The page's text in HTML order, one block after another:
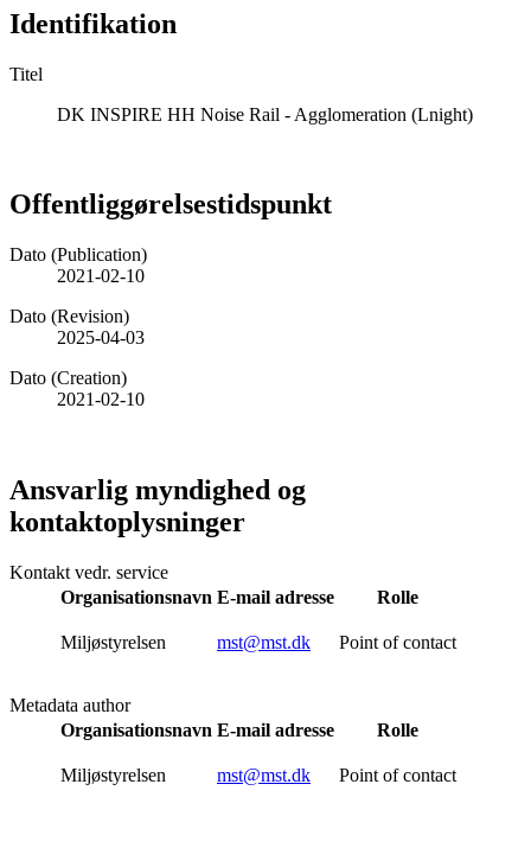
Identifikation
Titel
DK INSPIRE HH Noise Rail - Agglomeration (Lnight)
Offentliggørelsestidspunkt
Dato (Publication)
2021-02-10
Dato (Revision)
2025-04-03
Dato (Creation)
2021-02-10
Ansvarlig myndighed og
kontaktoplysninger
Kontakt vedr. service
Organisationsnavn E-mail adresse Rolle
Miljøstyrelsen mst@mst.dk Point of contact
Metadata author
Organisationsnavn E-mail adresse Rolle
Miljøstyrelsen mst@mst.dk Point of contact